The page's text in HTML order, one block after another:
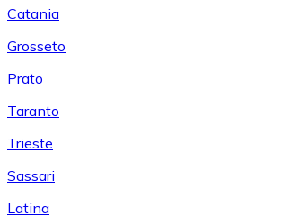
Catania
Grosseto
Prato
Taranto
Trieste
Sassari
Latina